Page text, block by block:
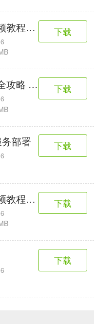
教程-22.杀毒软件
下载
攻略 (CHM)下载
部署 下载
教程-03.黑客历史
下载
下载